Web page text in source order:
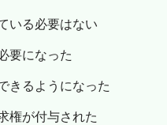
いる必要はない
要になった
きるようになった
権が付与された